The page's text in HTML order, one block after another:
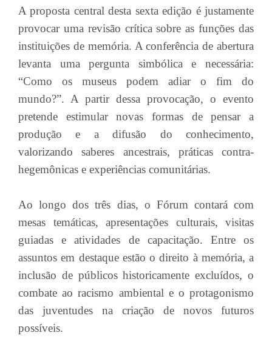
A proposta central desta sexta edição é justamente
provocar uma revisão crítica sobre as funções das
instituições de memória. A conferência de abertura
levanta uma pergunta simbólica e necessária:
“Como os museus podem adiar o fim do
mundo?”. A partir dessa provocação, o evento
pretende estimular novas formas de pensar a
produção e a difusão do conhecimento,
valorizando saberes ancestrais, práticas contra-
hegemônicas e experiências comunitárias.
Ao longo dos três dias, o Fórum contará com
mesas temáticas, apresentações culturais, visitas
guiadas e atividades de capacitação. Entre os
assuntos em destaque estão o direito à memória, a
inclusão de públicos historicamente excluídos, o
combate ao racismo ambiental e o protagonismo
das juventudes na criação de novos futuros
possíveis.